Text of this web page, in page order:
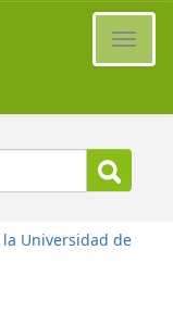
Universidad de